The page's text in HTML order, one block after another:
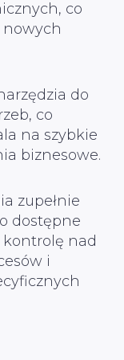
co
nowych
do
co
na szybkie
biznesowe.
zupełnie
dostępne
kontrolę nad
i